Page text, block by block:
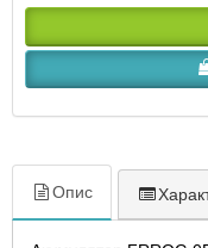
Опис